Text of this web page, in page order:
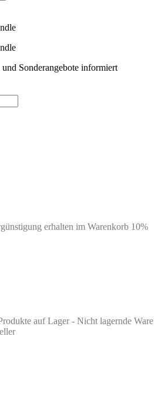
Sonderangebote informiert
erhalten im Warenkorb 10%
auf Lager - Nicht lagernde Ware